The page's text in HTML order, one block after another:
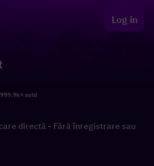
Log in
999.9k+ sold
directă - Fără înregistrare sau